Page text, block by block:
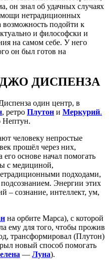
он знал об удачных случаях
нетрадиционных
возможность подойти к
и философски и
на самом себе. У него
он был готов на
ДИСПЕНЗА
один центр, в
, ретро Плутон и Меркурий.
Нептун.
человеку непростые
прошёл через них,
основе начал помогать
с медициной,
подходами,
Энергии этих
– сознание, интеллект, ум,
на орбите Марса), с которой
ему для того, чтобы прожив
трансформировал (Плутон)
новый способ помогать
— Луна).